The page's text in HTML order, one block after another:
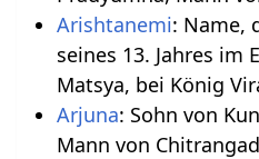
Arishtanemi: Name,
seines 13. Jahres im
Matsya, bei König
Arjuna: Sohn von
Mann von